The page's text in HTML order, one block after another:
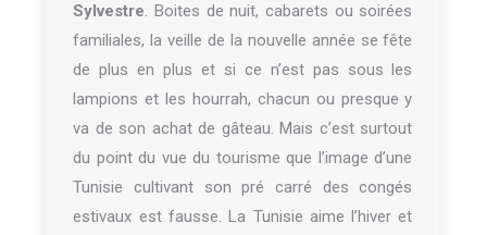
Sylvestre. Boites de nuit, cabarets ou soirées
familiales, la veille de la nouvelle année se fête
de plus en plus et si ce n’est pas sous les
lampions et les hourrah, chacun ou presque y
va de son achat de gâteau. Mais c’est surtout
du point du vue du tourisme que l’image d’une
Tunisie cultivant son pré carré des congés
estivaux est fausse. La Tunisie aime l’hiver et